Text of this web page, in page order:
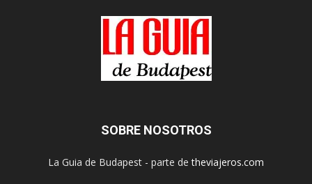
SOBRE NOSOTROS
La Guia de Budapest - parte detheviajeros.com